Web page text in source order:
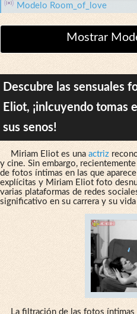
Modelo Room_of_love
Mostrar
Descubre las sensuales
Eliot, ¡inlcuyendo tomas
sus senos!
Miriam Eliot es una actriz
y cine. Sin embargo,
de fotos íntimas en las que
explícitas y Miriam Eliot foto
varias plataformas de redes
significativo en su carrera y su
La filtración de las fotos